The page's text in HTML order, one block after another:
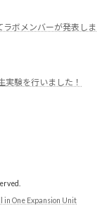
ボメンバーが発表しま
験を行いました！
in One Expansion Unit